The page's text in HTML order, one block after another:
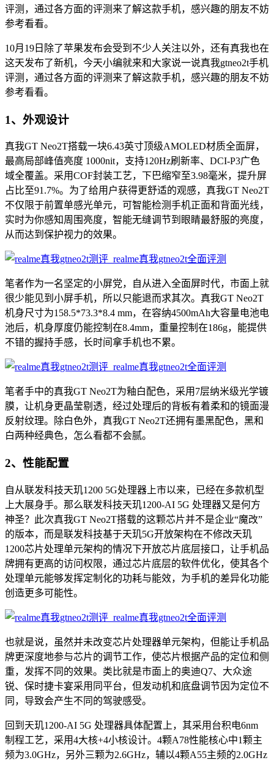
评测，通过各方面的评测来了解这款手机，感兴趣的朋友不妨
参考看看。
10月19日除了苹果发布会受到不少人关注以外，还有真我也在
这天发布了新机，今天小编就来和大家说一说真我gtneo2t手机
评测，通过各方面的评测来了解这款手机，感兴趣的朋友不妨
参考看看。
1、外观设计
真我GT Neo2T搭载一块6.43英寸顶级AMOLED材质全面屏，
最高局部峰值亮度 1000nit，支持120Hz刷新率、DCI-P3广色
域全覆盖。采用COF封装工艺，下巴缩窄至3.98毫米，提升屏
占比至91.7%。为了给用户获得更舒适的观感，真我GT Neo2T
不仅限于前置单感光单元，可智能检测手机正面和背面光线，
实时为你感知周围亮度，智能无缝调节到眼睛最舒服的亮度，
从而达到保护视力的效果。
笔者作为一名坚定的小屏党，自从进入全面屏时代，市面上就
很少能见到小屏手机，所以只能退而求其次。真我GT Neo2T
机身尺寸为158.5*73.3*8.4 mm，在容纳4500mAh大容量电池电
池后，机身厚度仍能控制在8.4mm，重量控制在186g，能提供
不错的握持手感，长时间拿手机也不累。
笔者手中的真我GT Neo2T为釉白配色，采用7层纳米级光学镀
膜，让机身更晶莹剔透，经过处理后的背板有着柔和的镜面漫
反射纹理。除白色外，真我GT Neo2T还拥有墨黑配色，黑和
白两种经典色，怎么看都不会腻。
2、性能配置
自从联发科技天玑1200 5G处理器上市以来，已经在多款机型
上大展身手。那么联发科技天玑1200-AI 5G 处理器又是何方
神圣？此次真我GT Neo2T搭载的这颗芯片并不是企业“魔改”
的版本，而是联发科技基于天玑5G开放架构在不修改天玑
1200芯片处理单元架构的情况下开放芯片底层接口，让手机品
牌拥有更高的访问权限，通过芯片底层的软件优化，使其各个
处理单元能够发挥定制化的功耗与能效，为手机的差异化功能
创造更多可能性。
也就是说，虽然并未改变芯片处理器单元架构，但能让手机品
牌更深度地参与芯片的调节工作，使芯片根据产品的定位和侧
重，发挥不同的效果。类比就是市面上的奥迪Q7、大众途
锐、保时捷卡宴采用同平台，但发动机和底盘调节因为定位不
同，导致会产生不同的驾驶感受。
回到天玑1200-AI 5G 处理器具体配置上，其采用台积电6nm
制程工艺，采用4大核+4小核设计。4颗A78性能核心中1颗主
频为3.0GHz，另外三颗为2.6GHz，辅以4颗A55主频的2.0GHz